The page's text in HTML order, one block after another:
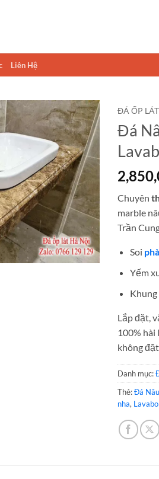
Liên Hệ
ĐÁ ỐP LÁT
Đá
Chuyên
marble
Trần
Soi
Yếm
Khung
Lắp đặt,
100%
không đặt
Danh mục:
Thẻ:Đá
nha,